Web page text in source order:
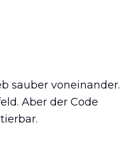
sauber voneinander.
Aber der Code